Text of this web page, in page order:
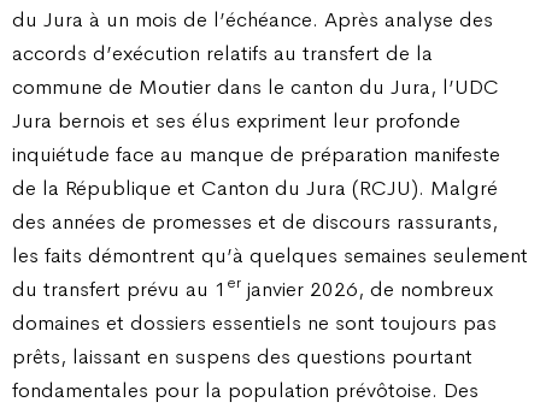
du Jura à un mois de l’échéance. Après analyse des
accords d’exécution relatifs au transfert de la
commune de Moutier dans le canton du Jura, l’UDC
Jura bernois et ses élus expriment leur profonde
inquiétude face au manque de préparation manifeste
de la République et Canton du Jura (RCJU). Malgré
des années de promesses et de discours rassurants,
les faits démontrent qu’à quelques semaines seulement
du transfert prévu au 1 er janvier 2026, de nombreux
domaines et dossiers essentiels ne sont toujours pas
prêts, laissant en suspens des questions pourtant
fondamentales pour la population prévôtoise. Des